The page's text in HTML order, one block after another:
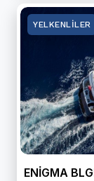
YELKENLILER
ENİGMA